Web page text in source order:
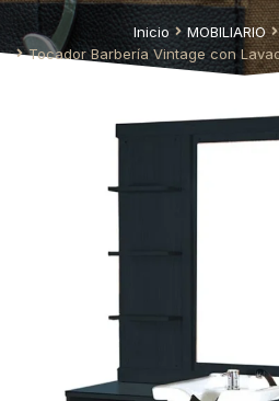
Estás aquí: Inicio MOBILIARIO
Tocador Barbería Vintage con